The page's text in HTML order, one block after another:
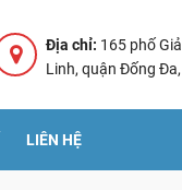
Địa chỉ: 165 phố
Linh, quận Đống
LIÊN HỆ